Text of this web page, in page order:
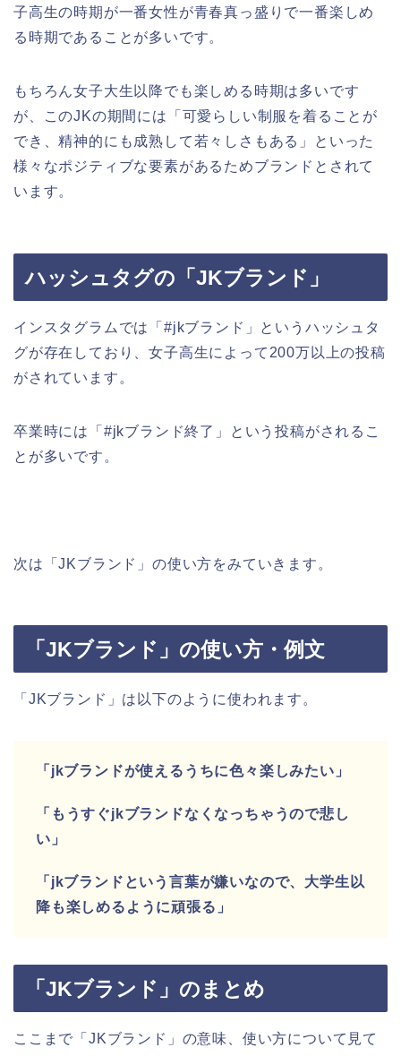
子高生の時期が一番女性が青春真っ盛りで一番楽しめ
る時期であることが多いです。
もちろん女子大生以降でも楽しめる時期は多いです
が、このJKの期間には「可愛らしい制服を着ることが
でき、精神的にも成熟して若々しさもある」といった
様々なポジティブな要素があるためブランドとされて
います。
ハッシュタグの「JKブランド」
インスタグラムでは「#jkブランド」というハッシュタ
グが存在しており、女子高生によって200万以上の投稿
がされています。
卒業時には「#jkブランド終了」という投稿がされるこ
とが多いです。
次は「JKブランド」の使い方をみていきます。
「JKブランド」の使い方・例文
「JKブランド」は以下のように使われます。
「jkブランドが使えるうちに色々楽しみたい」
「もうすぐjkブランドなくなっちゃうので悲し
い」
「jkブランドという言葉が嫌いなので、大学生以
降も楽しめるように頑張る」
「JKブランド」のまとめ
ここまで「JKブランド」の意味、使い方について見て